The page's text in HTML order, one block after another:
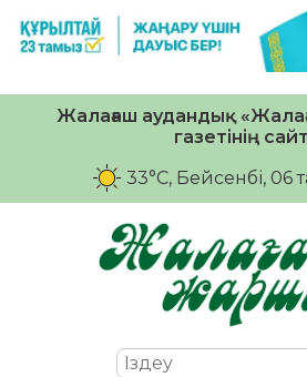
Жалағаш аудандық
газетінің
33°C, Бейсенбі, 06